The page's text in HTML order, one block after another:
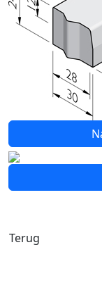
Terug